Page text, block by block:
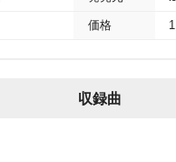
価格
収録曲